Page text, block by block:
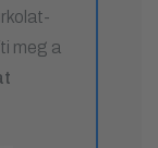
meg a